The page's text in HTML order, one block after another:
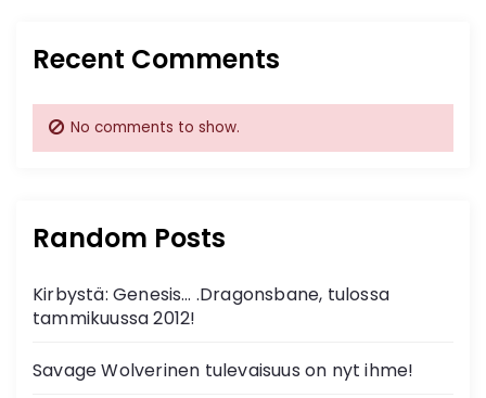
Recent Comments
No comments to show.
Random Posts
Kirbystä: Genesis… .Dragonsbane, tulossa
tammikuussa 2012!
Savage Wolverinen tulevaisuus on nyt ihme!